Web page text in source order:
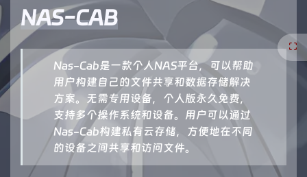
NAS-CAB
Nas-Cab是一款个人NAS平台，可以帮助
用户构建自己的文件共享和数据存储解决
方案。无需专用设备，个人版永久免费，
支持多个操作系统和设备。用户可以通过
Nas-Cab构建私有云存储，方便地在不同
的设备之间共享和访问文件。